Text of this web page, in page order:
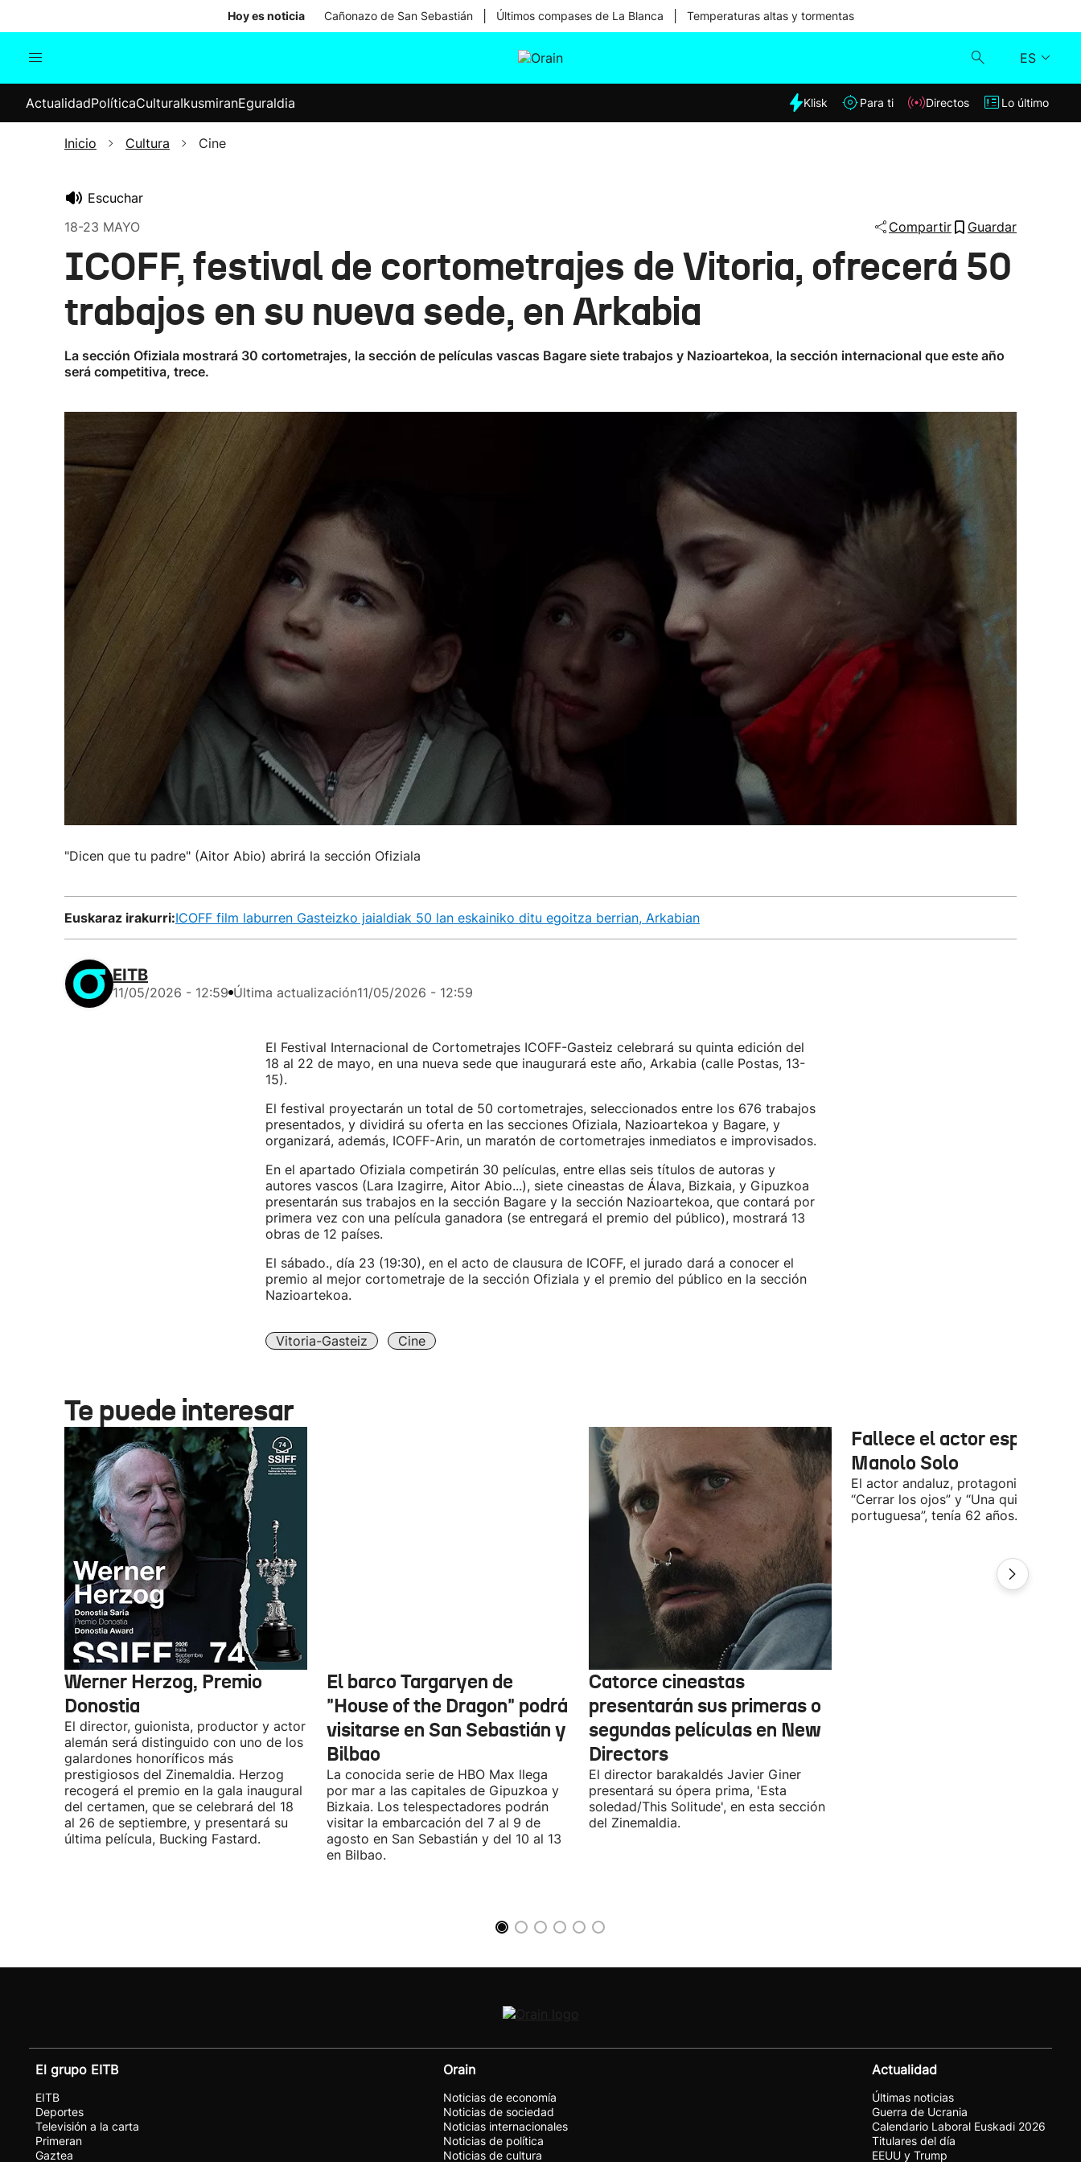
Hoy es noticia Cañonazo de San Sebastián Últimos compases de La Blanca Temperaturas altas y tormentas
ES
Internacional
Elecciones
Klisk
Lo último
ActualidadPolíticaCulturaIkusmiranEguraldia Klisk Para ti Directos Lo último
Inicio Cultura Cine
Escuchar
18-23 MAYO
Compartir Guardar
ICOFF, festival de cortometrajes de Vitoria, ofrecerá 50
trabajos en su nueva sede, en Arkabia
La sección Ofiziala mostrará 30 cortometrajes, la sección de películas vascas Bagare siete trabajos y Nazioartekoa, la sección internacional que este año
será competitiva, trece.
"Dicen que tu padre" (Aitor Abio) abrirá la sección Ofiziala
Euskaraz irakurri:ICOFF film laburren Gasteizko jaialdiak 50 lan eskainiko ditu egoitza berrian, Arkabian
EITB
11/05/2026 - 12:59 Última actualización11/05/2026 - 12:59
El Festival Internacional de Cortometrajes ICOFF-Gasteiz celebrará su quinta edición del
18 al 22 de mayo, en una nueva sede que inaugurará este año, Arkabia (calle Postas, 13-
15).
El festival proyectarán un total de 50 cortometrajes, seleccionados entre los 676 trabajos
presentados, y dividirá su oferta en las secciones Ofiziala, Nazioartekoa y Bagare, y
organizará, además, ICOFF-Arin, un maratón de cortometrajes inmediatos e improvisados.
En el apartado Ofiziala competirán 30 películas, entre ellas seis títulos de autoras y
autores vascos (Lara Izagirre, Aitor Abio...), siete cineastas de Álava, Bizkaia, y Gipuzkoa
presentarán sus trabajos en la sección Bagare y la sección Nazioartekoa, que contará por
primera vez con una película ganadora (se entregará el premio del público), mostrará 13
obras de 12 países.
El sábado., día 23 (19:30), en el acto de clausura de ICOFF, el jurado dará a conocer el
premio al mejor cortometraje de la sección Ofiziala y el premio del público en la sección
Nazioartekoa.
Vitoria-Gasteiz Cine
Te puede interesar
Werner Herzog, Premio
Donostia
El director, guionista, productor y actor
alemán será distinguido con uno de los
galardones honoríficos más
prestigiosos del Zinemaldia. Herzog
recogerá el premio en la gala inaugural
del certamen, que se celebrará del 18
al 26 de septiembre, y presentará su
última película, Bucking Fastard.
El barco Targaryen de
"House of the Dragon" podrá
visitarse en San Sebastián y
Bilbao
La conocida serie de HBO Max llega
por mar a las capitales de Gipuzkoa y
Bizkaia. Los telespectadores podrán
visitar la embarcación del 7 al 9 de
agosto en San Sebastián y del 10 al 13
en Bilbao.
Catorce cineastas
presentarán sus primeras o
segundas películas en New
Directors
El director barakaldés Javier Giner
presentará su ópera prima, 'Esta
soledad/This Solitude', en esta sección
del Zinemaldia.
Fallece el actor español
Manolo Solo
El actor andaluz, protagonista de
“Cerrar los ojos” y “Una quinta
portuguesa”, tenía 62 años.
El grupo EITB
EITB
Deportes
Televisión a la carta
Primeran
Gaztea
Orain
Noticias de economía
Noticias de sociedad
Noticias internacionales
Noticias de política
Noticias de cultura
Actualidad
Últimas noticias
Guerra de Ucrania
Calendario Laboral Euskadi 2026
Titulares del día
EEUU y Trump